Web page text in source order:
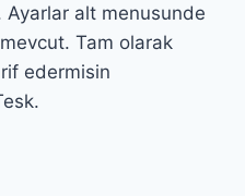
alt menusunde
Tam olarak
edermisin